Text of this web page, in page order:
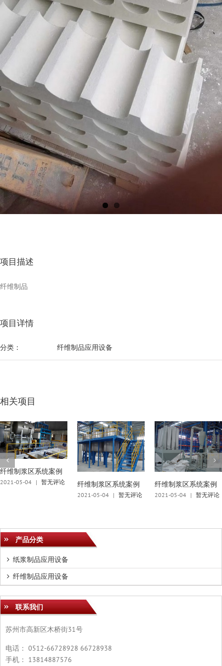
项目描述
纤维制品
项目详情
分类： 纤维制品应用设备
相关项目
纤维制浆区系统案例
2021-05-04 | 暂无评论 纤维制浆区系统案例
2021-05-04 | 暂无评论
纤维制浆区系统案例
2021-05-04 | 暂无评论
产品分类
纸浆制品应用设备
纤维制品应用设备
联系我们
苏州市高新区木桥街31号
电话： 0512-66728928 66728938
手机： 13814887576